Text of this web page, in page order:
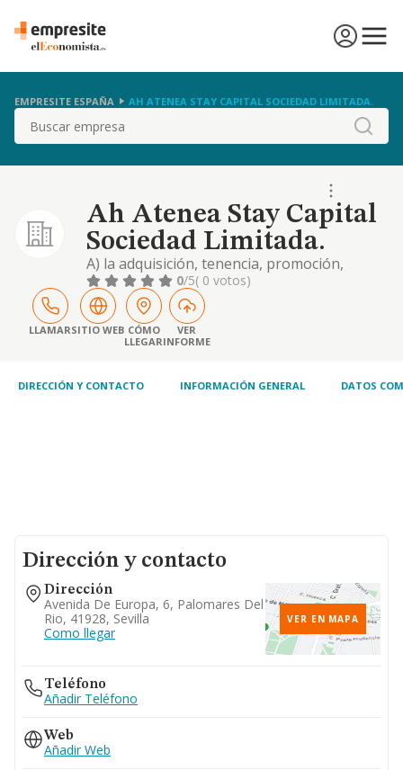
EMPRESITE ESPAÑA AH ATENEA STAY CAPITAL SOCIEDAD LIMITADA.
Buscar
Ah Atenea Stay Capital
Sociedad Limitada.
A) la adquisición, tenencia, promoción,
construcción, rehabilitación, reforma,
mantenimiento, administración, explotación
y enajenación, por cualquier título, de toda
clase de bienes inmuebles, rústicos o
urbanos, así como de edificaciones de
inmuebles, in
0/5( 0 votos)
LLAMARSITIO WEB CÓMO
LLEGAR
VER
INFORME
DIRECCIÓN Y CONTACTO INFORMACIÓN GENERAL DATOS
Dirección y contacto
Dirección
Avenida De Europa, 6, Palomares Del
Rio, 41928, Sevilla
Como llegar
VER EN MAPA
Teléfono
Añadir Teléfono
Web
Añadir Web